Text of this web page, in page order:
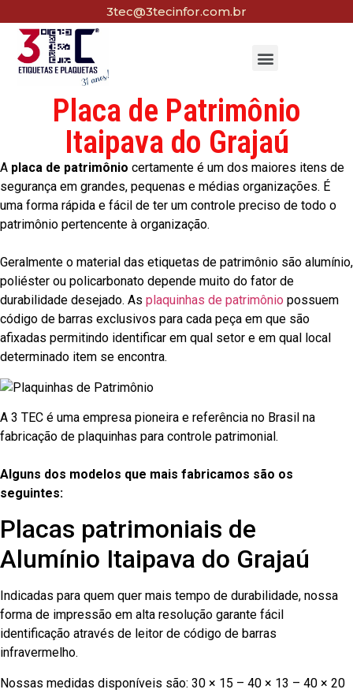
3tec@3tecinfor.com.br
Placa de Patrimônio
Itaipava do Grajaú
A placa de patrimônio certamente é um dos maiores itens de
segurança em grandes, pequenas e médias organizações. É
uma forma rápida e fácil de ter um controle preciso de todo o
patrimônio pertencente à organização.
Geralmente o material das etiquetas de patrimônio são alumínio,
poliéster ou policarbonato depende muito do fator de
durabilidade desejado. As plaquinhas de patrimônio possuem
código de barras exclusivos para cada peça em que são
afixadas permitindo identificar em qual setor e em qual local
determinado item se encontra.
A 3 TEC é uma empresa pioneira e referência no Brasil na
fabricação de plaquinhas para controle patrimonial.
Alguns dos modelos que mais fabricamos são os
seguintes:
Placas patrimoniais de
Alumínio Itaipava do Grajaú
Indicadas para quem quer mais tempo de durabilidade, nossa
forma de impressão em alta resolução garante fácil
identificação através de leitor de código de barras
infravermelho.
Nossas medidas disponíveis são: 30 × 15 – 40 × 13 – 40 × 20